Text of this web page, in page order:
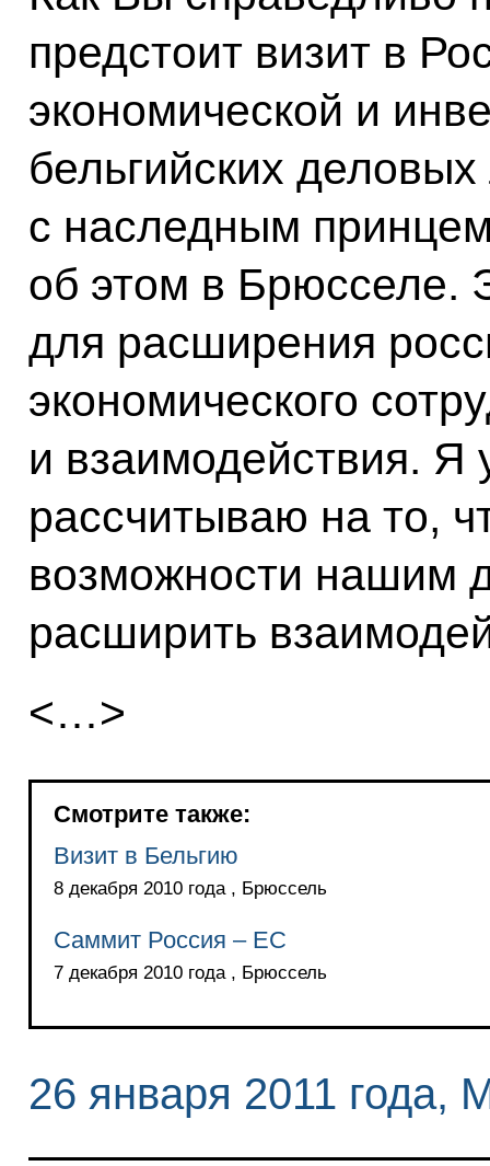
предстоит визит в
экономической и
бельгийских
с наследным
об этом в Брюсселе.
для расширения
экономического
и взаимодействия. Я
рассчитываю на то,
возможности нашим
расширить
<…>
Смотрите также:
Визит в Бельгию
8 декабря 2010 года , Брюссель
Саммит Россия – ЕC
7 декабря 2010 года , Брюссель
26 января 2011 года,